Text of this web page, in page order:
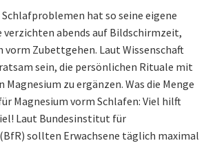
hat so seine eigene
verzichten abends auf Bildschirmzeit,
vorm Zubettgehen. Laut Wissenschaft
sein, die persönlichen Rituale mit
zu ergänzen. Was die Menge
Magnesium vorm Schlafen: Viel hilft
Laut Bundesinstitut für
sollten Erwachsene täglich maximal